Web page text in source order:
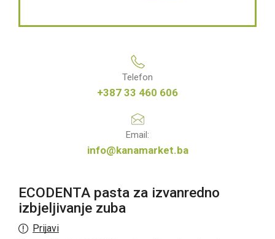
Telefon
+387 33 460 606
Email:
info@kanamarket.ba
ECODENTA pasta za izvanredno
izbjeljivanje zuba
Prijavi